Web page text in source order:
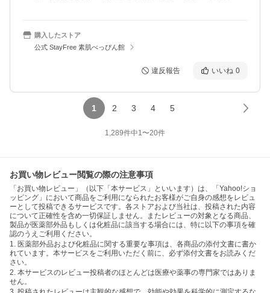
購入したストア
公式 StayFree 素肌べっぴん館
違反報告 いいね 0
1 2 3 4 5
1,289件中1〜20件
お買い物レビュー閲覧の際の注意事項
「お買い物レビュー」（以下「本サービス」といいます）は、「Yahoo!ショ
ッピング」において商品をご利用になられたお客様がご自身の感想をレビュ
ーとして投稿できるサービスです。各ストアおよび当社は、投稿された内容
について正確性を含め一切保証しません。またレビューの対象となる商品、
製品が医薬部外品もしくは化粧品に該当する場合には、特に以下の事項を確
認のうえご利用ください。
1. 医薬部外品および化粧品に関する重要な事項は、各商品の添付文書に書か
れています。本サービスをご利用いただく前に、必ず添付文書をお読みくだ
さい。
2. 本サービスのレビュー投稿者のほとんどは医療や薬事の専門家ではありま
せん。